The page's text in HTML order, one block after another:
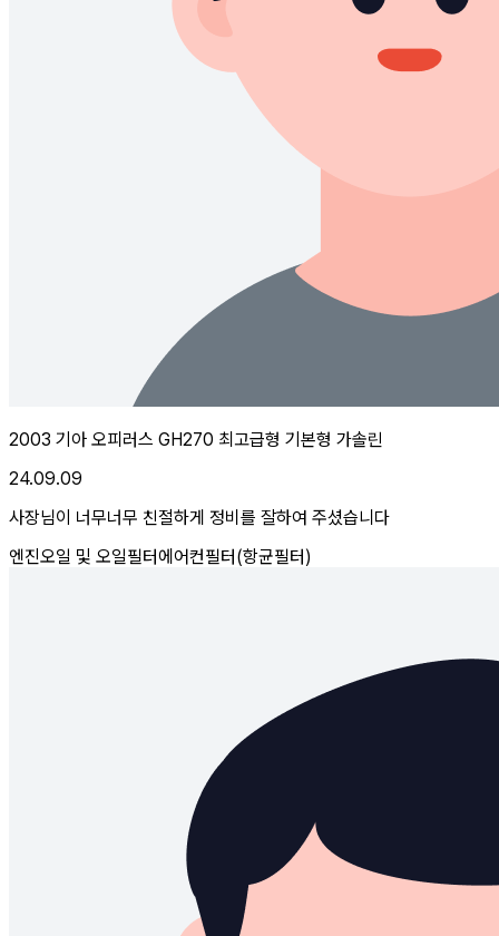
2003 기아 오피러스 GH270 최고급형 기본형 가솔린
24.09.09
사장님이 너무너무 친절하게 정비를 잘하여 주셨습니다
엔진오일 및 오일필터에어컨필터(항균필터)